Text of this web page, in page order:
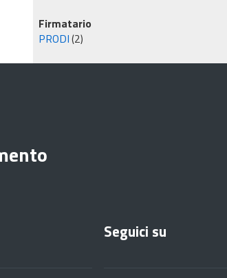
Firmatario
PRODI(2)
Seguici su